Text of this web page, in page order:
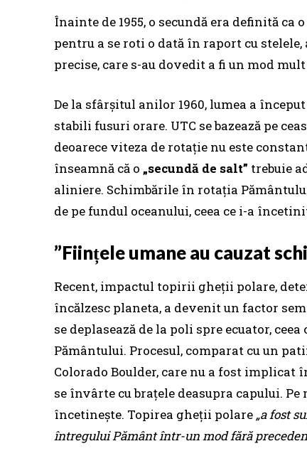
Înainte de 1955, o secundă era definită
pentru a se roti o dată în raport cu
precise, care s-au dovedit a fi un mod
De la sfârșitul anilor 1960, lumea a
stabili fusuri orare. UTC se bazează pe
deoarece viteza de rotație nu este
înseamnă că o „secundă de salt” trebuie
aliniere. Schimbările în rotația
de pe fundul oceanului, ceea ce i-a
”Ființele umane au cauzat
Recent, impactul topirii gheții polare,
încălzesc planeta, a devenit un factor
se deplasează de la poli spre ecuator,
Pământului. Procesul, comparat cu un
Colorado Boulder, care nu a fost
se învârte cu brațele deasupra capului.
încetinește. Topirea gheții polare „a fost
întregului Pământ într-un mod fără